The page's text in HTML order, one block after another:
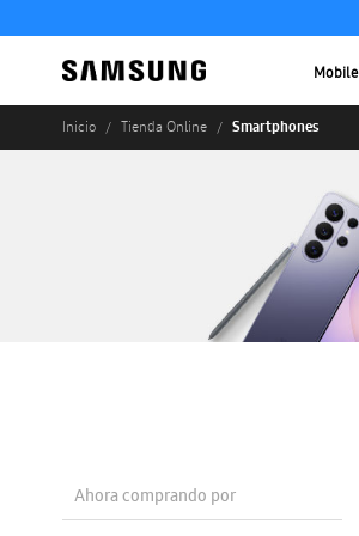
Mobile
Inicio Tienda Online Smartphones
Ahora comprando por